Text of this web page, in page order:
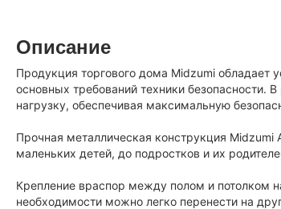
Описание
Продукция торгового дома Midzumi обладает
основных требований техники безопасности.
нагрузку, обеспечивая максимальную
Прочная металлическая конструкция
маленьких детей, до подростков и их
Крепление враспор между полом и потолком
необходимости можно легко перенести на